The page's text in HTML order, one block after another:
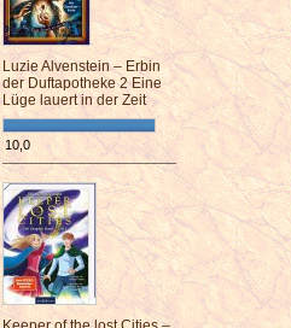
Luzie Alvenstein – Erbin
der Duftapotheke 2 Eine
Lüge lauert in der Zeit
10,0
¯¯¯¯¯¯¯¯¯¯¯¯¯¯¯¯¯¯¯¯¯¯¯¯